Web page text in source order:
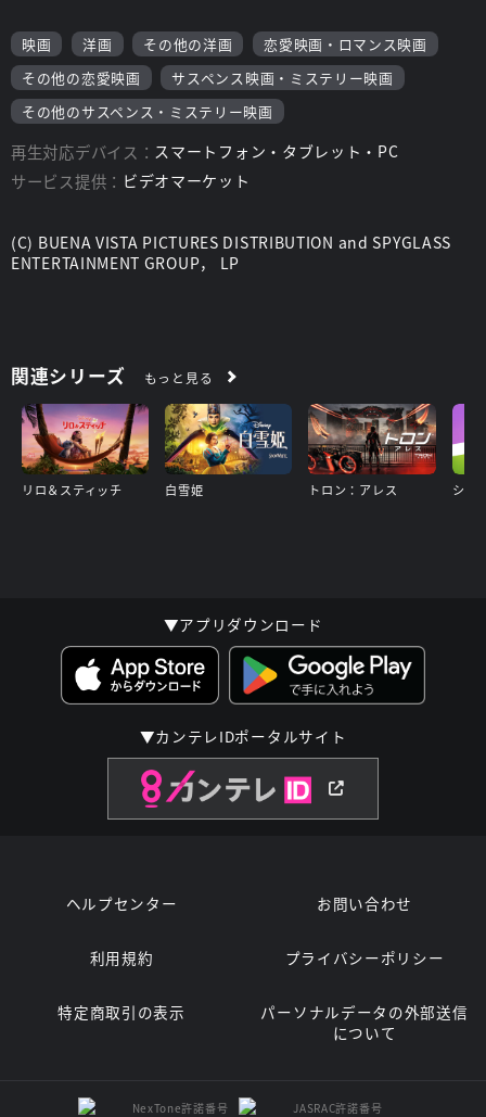
映画 洋画 その他の洋画
恋愛映画・ロマンス映画
その他の恋愛映画
サスペンス映画・ミステリー映画
その他のサスペンス・ミステリー映画
再生対応デバイス： スマートフォン・タブレット・PC
サービス提供： ビデオマーケット
(C) BUENA VISTA PICTURES DISTRIBUTION and SPYGLASS
ENTERTAINMENT GROUP， LP
関連シリーズ もっと見る
リロ＆スティッチ 白雪姫 トロン：アレス
▼アプリダウンロード
▼カンテレIDポータルサイト
ヘルプセンター お問い合わせ
利用規約 プライバシーポリシー
特定商取引の表示
パーソナルデータの外部送信
について
NexTone許諾番号 JASRAC許諾番号